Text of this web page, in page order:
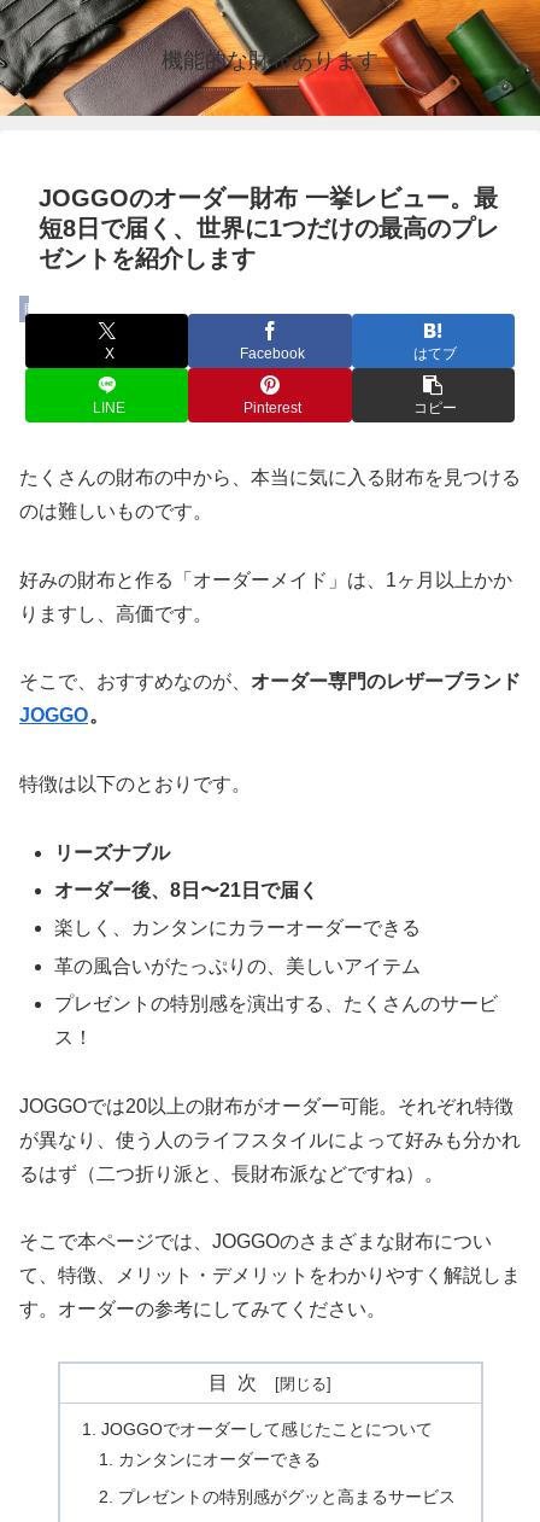
機能的な財布あります
JOGGOのオーダー財布 一挙レビュー。最
短8日で届く、世界に1つだけの最高のプレ
ゼントを紹介します
財布
X Facebook はてブ
LINE Pinterest コピー
たくさんの財布の中から、本当に気に入る財布を見つける
のは難しいものです。
好みの財布と作る「オーダーメイド」は、1ヶ月以上かか
りますし、高価です。
そこで、おすすめなのが、 オーダー専門のレザーブランド
JOGGO。
特徴は以下のとおりです。
リーズナブル
オーダー後、8日〜21日で届く
楽しく、カンタンにカラーオーダーできる
革の風合いがたっぷりの、美しいアイテム
プレゼントの特別感を演出する、たくさんのサービ
ス！
JOGGOでは20以上の財布がオーダー可能。それぞれ特徴
が異なり、使う人のライフスタイルによって好みも分かれ
るはず（二つ折り派と、長財布派などですね）。
そこで本ページでは、JOGGOのさまざまな財布につい
て、特徴、メリット・デメリットをわかりやすく解説しま
す。オーダーの参考にしてみてください。
目次
JOGGOでオーダーして感じたことについて
カンタンにオーダーできる
プレゼントの特別感がグッと高まるサービス